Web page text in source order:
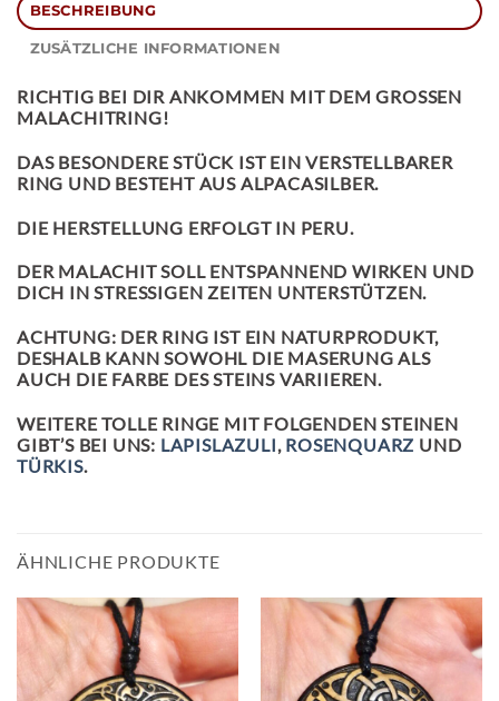
BESCHREIBUNG
ZUSÄTZLICHE INFORMATIONEN
RICHTIG BEI DIR ANKOMMEN MIT DEM GROSSEN
MALACHITRING!
DAS BESONDERE STÜCK IST EIN VERSTELLBARER
RING UND BESTEHT AUS ALPACASILBER.
DIE HERSTELLUNG ERFOLGT IN PERU.
DER MALACHIT SOLL ENTSPANNEND WIRKEN UND
DICH IN STRESSIGEN ZEITEN UNTERSTÜTZEN.
ACHTUNG: DER RING IST EIN NATURPRODUKT,
DESHALB KANN SOWOHL DIE MASERUNG ALS
AUCH DIE FARBE DES STEINS VARIIEREN.
WEITERE TOLLE RINGE MIT FOLGENDEN STEINEN
GIBT’S BEI UNS: LAPISLAZULI, ROSENQUARZ UND
TÜRKIS.
ÄHNLICHE PRODUKTE